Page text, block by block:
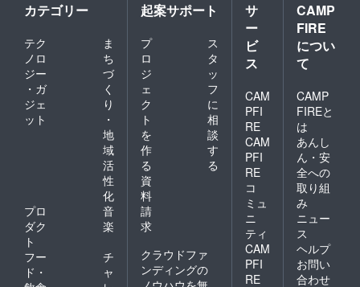
カテゴリー
テク
ノロ
ジー
・ガ
ジェ
ット
ま
ち
づ
く
り
・
地
域
活
性
化
プロ
ダク
ト
音
楽
フー
ド・
チ
ャ
起案サポート
プ
ロ
ジ
ェ
ク
ト
を
作
る
ス
タ
ッ
フ
に
相
談
す
る
資
料
請
求
クラウドファ
ンディングの
サ
ー
ビ
ス
CAM
PFI
RE
CAM
PFI
RE
コ
ミュ
ニ
ティ
CAM
PFI
RE
CAMP
FIRE
につい
て
CAMP
FIREと
は
あんし
ん・安
全への
取り組
み
ニュー
ス
ヘルプ
お問い
合わせ